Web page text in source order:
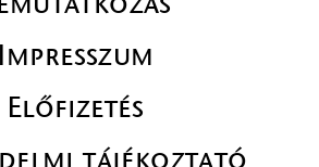
Impresszum
Előfizetés
tájékoztató